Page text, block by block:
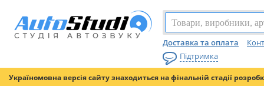
Доставка та оплата
Підтримка
Україномовна версія сайту знаходиться на фінальній стадії